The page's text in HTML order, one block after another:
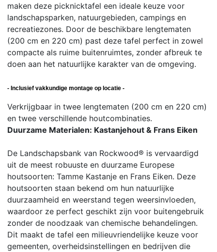
maken deze picknicktafel een ideale keuze voor
landschapsparken, natuurgebieden, campings en
recreatiezones. Door de beschikbare lengtematen
(200 cm en 220 cm) past deze tafel perfect in zowel
compacte als ruime buitenruimtes, zonder afbreuk te
doen aan het natuurlijke karakter van de omgeving.
- Inclusief vakkundige montage op locatie -
Verkrijgbaar in twee lengtematen (200 cm en 220 cm)
en twee verschillende houtcombinaties.
Duurzame Materialen: Kastanjehout & Frans Eiken
De Landschapsbank van Rockwood® is vervaardigd
uit de meest robuuste en duurzame Europese
houtsoorten: Tamme Kastanje en Frans Eiken. Deze
houtsoorten staan bekend om hun natuurlijke
duurzaamheid en weerstand tegen weersinvloeden,
waardoor ze perfect geschikt zijn voor buitengebruik
zonder de noodzaak van chemische behandelingen.
Dit maakt de tafel een milieuvriendelijke keuze voor
gemeenten, overheidsinstellingen en bedrijven die